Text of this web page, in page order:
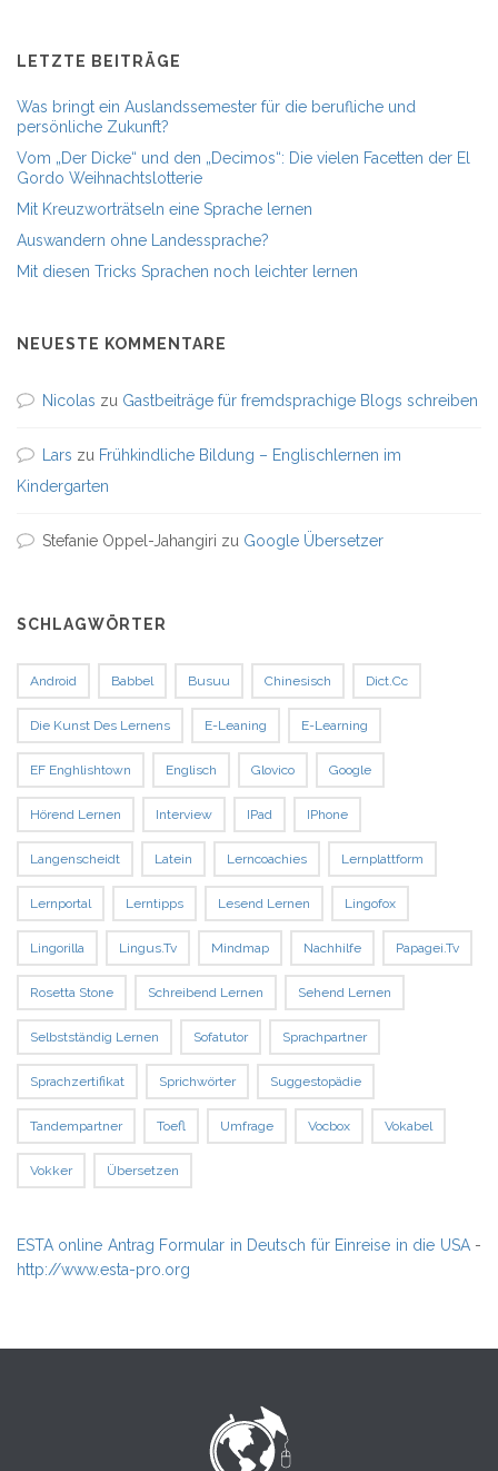
LETZTE BEITRÄGE
Was bringt ein Auslandssemester für die berufliche und
persönliche Zukunft?
Vom „Der Dicke“ und den „Decimos“: Die vielen Facetten der El
Gordo Weihnachtslotterie
Mit Kreuzworträtseln eine Sprache lernen
Auswandern ohne Landessprache?
Mit diesen Tricks Sprachen noch leichter lernen
NEUESTE KOMMENTARE
Nicolas zu Gastbeiträge für fremdsprachige Blogs schreiben
Lars zu Frühkindliche Bildung – Englischlernen im
Kindergarten
Stefanie Oppel-Jahangiri zu Google Übersetzer
SCHLAGWÖRTER
Android Babbel Busuu Chinesisch Dict.cc
Die Kunst Des Lernens E-Leaning E-Learning
EF Enghlishtown Englisch Glovico Google
Hörend Lernen Interview IPad IPhone
Langenscheidt Latein Lerncoachies Lernplattform
Lernportal Lerntipps Lesend Lernen Lingofox
Lingorilla Lingus.tv Mindmap Nachhilfe Papagei.tv
Rosetta Stone Schreibend Lernen Sehend Lernen
Selbstständig Lernen Sofatutor Sprachpartner
Sprachzertifikat Sprichwörter Suggestopädie
Tandempartner Toefl Umfrage Vocbox Vokabel
Vokker Übersetzen
ESTA online Antrag Formular in Deutsch für Einreise in die USA-
http://www.esta-pro.org